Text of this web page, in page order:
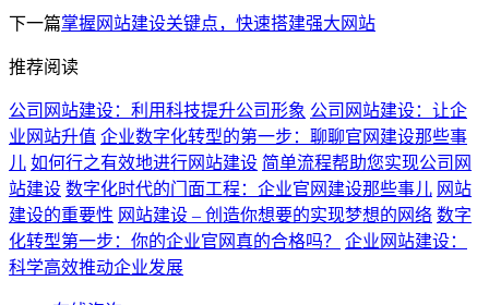
下一篇掌握网站建设关键点，快速搭建强大网站
推荐阅读
公司网站建设：利用科技提升公司形象 公司网站建设：让企
业网站升值 企业数字化转型的第一步：聊聊官网建设那些事
儿 如何行之有效地进行网站建设 简单流程帮助您实现公司网
站建设 数字化时代的门面工程：企业官网建设那些事儿 网站
建设的重要性 网站建设 – 创造你想要的实现梦想的网络 数字
化转型第一步：你的企业官网真的合格吗？
企业网站建设：
科学高效推动企业发展